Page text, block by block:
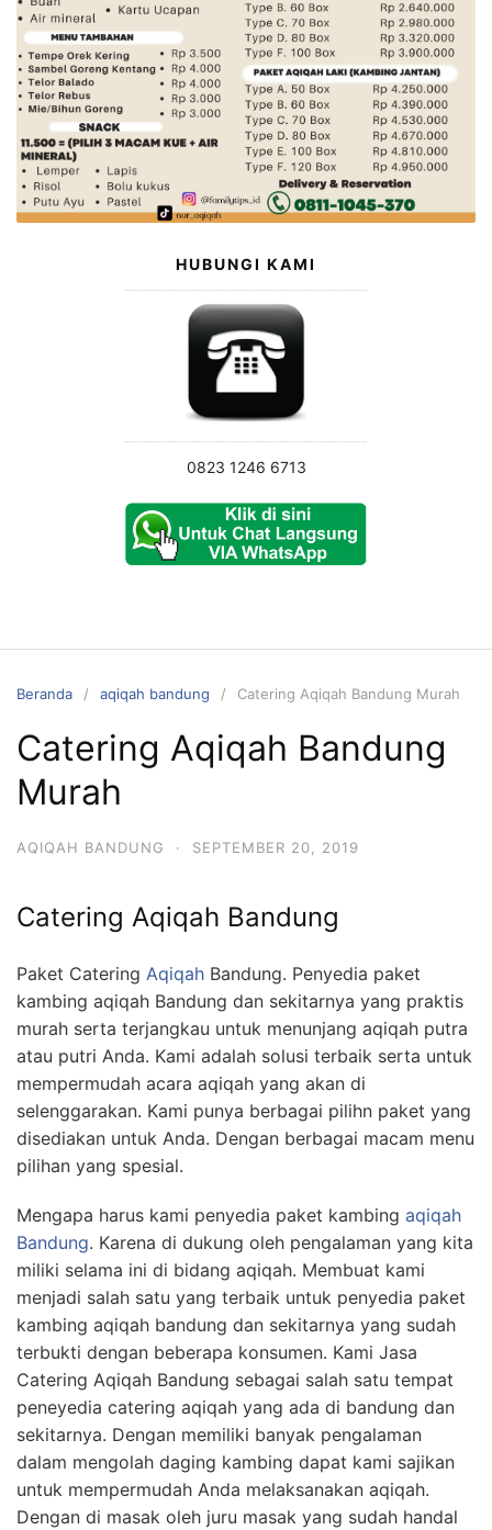
HUBUNGI KAMI
0823 1246 6713
Beranda aqiqah bandung Catering Aqiqah Bandung Murah
Catering Aqiqah Bandung
Murah
AQIQAH BANDUNG · SEPTEMBER 20, 2019
Catering Aqiqah Bandung
Paket Catering Aqiqah Bandung. Penyedia paket
kambing aqiqah Bandung dan sekitarnya yang praktis
murah serta terjangkau untuk menunjang aqiqah putra
atau putri Anda. Kami adalah solusi terbaik serta untuk
mempermudah acara aqiqah yang akan di
selenggarakan. Kami punya berbagai pilihn paket yang
disediakan untuk Anda. Dengan berbagai macam menu
pilihan yang spesial.
Mengapa harus kami penyedia paket kambing aqiqah
Bandung. Karena di dukung oleh pengalaman yang kita
miliki selama ini di bidang aqiqah. Membuat kami
menjadi salah satu yang terbaik untuk penyedia paket
kambing aqiqah bandung dan sekitarnya yang sudah
terbukti dengan beberapa konsumen. Kami Jasa
Catering Aqiqah Bandung sebagai salah satu tempat
peneyedia catering aqiqah yang ada di bandung dan
sekitarnya. Dengan memiliki banyak pengalaman
dalam mengolah daging kambing dapat kami sajikan
untuk mempermudah Anda melaksanakan aqiqah.
Dengan di masak oleh juru masak yang sudah handal